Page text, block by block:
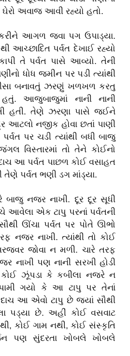
ઘેરો અવાજ આવી રહ્યો હતો.
આગળ જવા પગ ઉપાડ્યા.
આચ્છાદિત પર્વત દેખાઈ રહ્યો
તે પર્વત પાસે આવ્યો. તેની
ધોધ જમીન પર પડી ત્યાંથી
બનાવતું ઝરણું ખળખળ કરતુ
આજુબાજુમાં નાની નાની
હતી. તેણે ઝરણા પાસે જઈને
આટલો નજીક હોવા છતાં પાણી
પર ચડી ત્યાંથી બધી બાજુ
વિસ્તારમાં તો તેને કોઈનો
આ પર્વત પાછળ કોઈ વસાહત
તેણે પર્વત ભણી ડગ માંડ્યા.
નજર નાખી. દૂર દૂર સૂધી
આવેલા એક ટાપુ પરનાં પર્વતની
ઊંચા પર્વત પર પોતે ઊભો
નજર નાખી. ત્યાંથી તો કોઈ
જોવા ન મળી. ચારે તરફ
નાખી પણ નાની સરખી હોડી
ઝૂંપડા કે કબીલા નજરે ન
ગયો કે આ ટાપુ પર તેનાં
આ એવો ટાપુ છે જ્યાં સૌથી
પડ્યા છે. અહીં કોઈ વસવાટ
કોઈ ગામ નથી, કોઈ સંસ્કૃતિ
પણ સુંદરતા ખોબલે ખોબલે